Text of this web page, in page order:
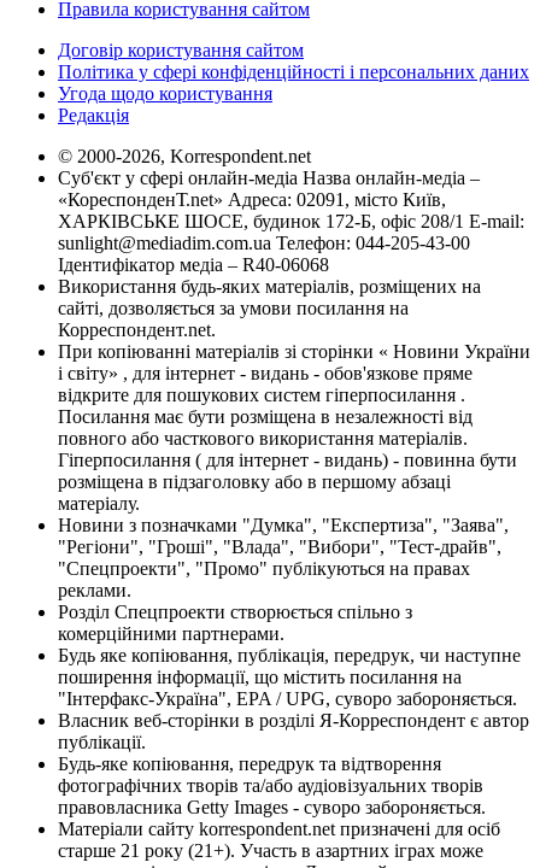
Правила користування сайтом
Договір користування сайтом
Політика у сфері конфіденційності і персональних даних
Угода щодо користування
Редакція
© 2000-2026, Korrespondent.net
Суб'єкт у сфері онлайн-медіа Назва онлайн-медіа –
«КореспонденТ.net» Адреса: 02091, місто Київ,
ХАРКІВСЬКЕ ШОСЕ, будинок 172-Б, офіс 208/1 E-mail:
sunlight@mediadim.com.ua Телефон: 044-205-43-00
Ідентифікатор медіа – R40-06068
Використання будь-яких матеріалів, розміщених на
сайті, дозволяється за умови посилання на
Корреспондент.net.
При копіюванні матеріалів зі сторінки « Новини України
і світу» , для інтернет - видань - обов'язкове пряме
відкрите для пошукових систем гіперпосилання .
Посилання має бути розміщена в незалежності від
повного або часткового використання матеріалів.
Гіперпосилання ( для інтернет - видань) - повинна бути
розміщена в підзаголовку або в першому абзаці
матеріалу.
Новини з позначками "Думка", "Експертиза", "Заява",
"Регіони", "Гроші", "Влада", "Вибори", "Тест-драйв",
"Спецпроекти", "Промо" публікуються на правах
реклами.
Розділ Спецпроекти створюється спільно з
комерційними партнерами.
Будь яке копіювання, публікація, передрук, чи наступне
поширення інформації, що містить посилання на
"Інтерфакс-Україна", EPA / UPG, суворо забороняється.
Власник веб-сторінки в розділі Я-Корреспондент є автор
публікації.
Будь-яке копіювання, передрук та відтворення
фотографічних творів та/або аудіовізуальних творів
правовласника Getty Images - суворо забороняється.
Матеріали сайту korrespondent.net призначені для осіб
старше 21 року (21+). Участь в азартних іграх може